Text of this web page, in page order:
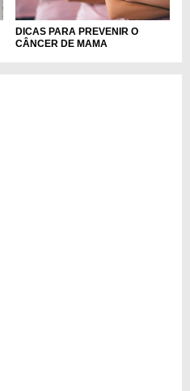
DICAS PARA PREVENIR O
CÂNCER DE MAMA